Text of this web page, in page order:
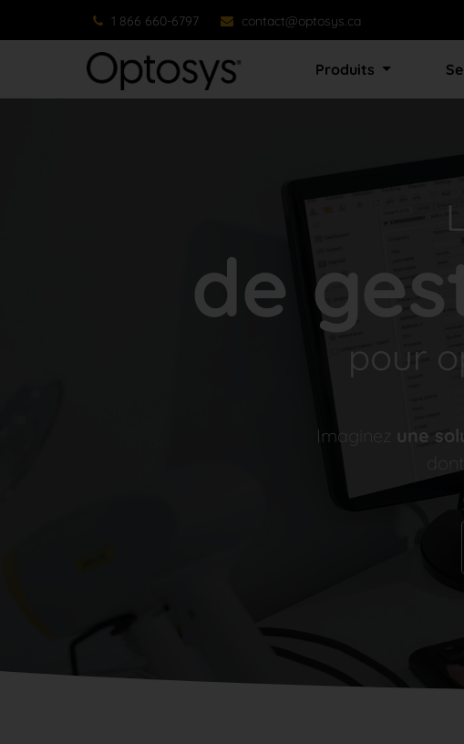
1 866 660-6797 contact@optosys.ca
Produits
de
pour
Imaginez une